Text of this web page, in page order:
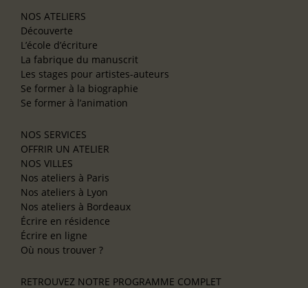
NOS ATELIERS
Découverte
L’école d’écriture
La fabrique du manuscrit
Les stages pour artistes-auteurs
Se former à la biographie
Se former à l’animation
NOS SERVICES
OFFRIR UN ATELIER
NOS VILLES
Nos ateliers à Paris
Nos ateliers à Lyon
Nos ateliers à Bordeaux
Écrire en résidence
Écrire en ligne
Où nous trouver ?
RETROUVEZ NOTRE PROGRAMME COMPLET